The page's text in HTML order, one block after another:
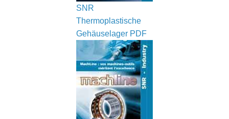
SNR
Thermoplastische
Gehäuselager PDF